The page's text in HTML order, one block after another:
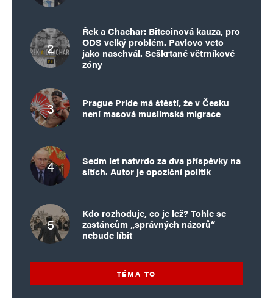
Řek a Chachar: Bitcoinová kauza, pro
ODS velký problém. Pavlovo veto
jako naschvál. Seškrtané větrníkové
zóny
Prague Pride má štěstí, že v Česku
není masová muslimská migrace
Sedm let natvrdo za dva příspěvky na
sítích. Autor je opoziční politik
Kdo rozhoduje, co je lež? Tohle se
zastáncům „správných názorů“
nebude líbit
TÉMA TO